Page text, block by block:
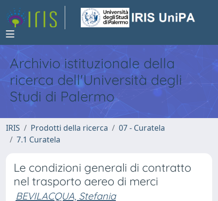
Archivio istituzionale della
ricerca dell'Università degli
Studi di Palermo
IRIS Prodotti della ricerca
07 - Curatela
7.1 Curatela
Le condizioni generali di contratto
nel trasporto aereo di merci
BEVILACQUA, Stefania